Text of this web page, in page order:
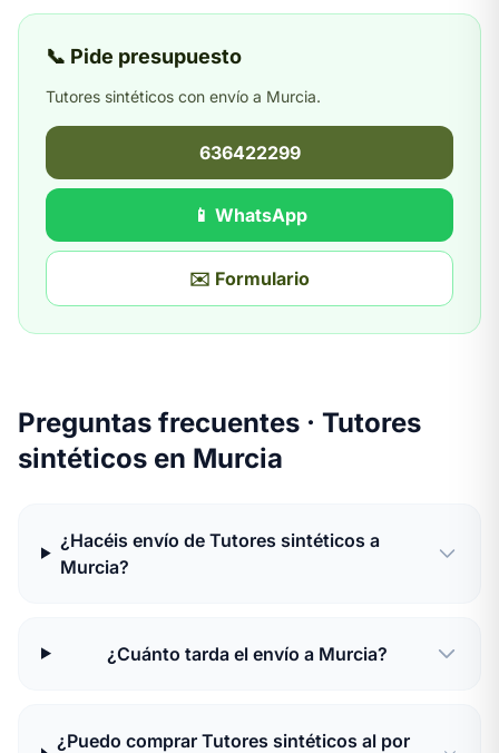
📞 Pide presupuesto
Tutores sintéticos con envío a Murcia.
636422299
📱 WhatsApp
✉️ Formulario
Preguntas frecuentes · Tutores
sintéticos en Murcia
¿Hacéis envío de Tutores sintéticos a
Murcia?
¿Cuánto tarda el envío a Murcia?
¿Puedo comprar Tutores sintéticos al por